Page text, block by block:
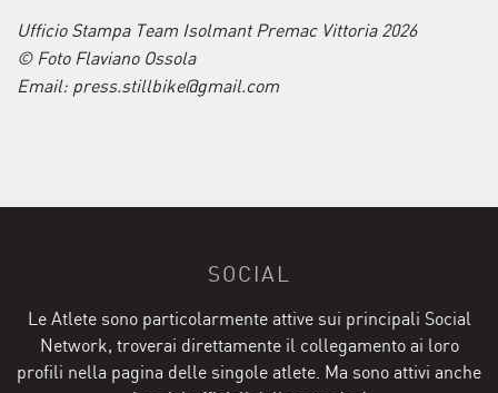
Ufficio Stampa Team Isolmant Premac Vittoria 2026
© Foto Flaviano Ossola
Email: press.stillbike@gmail.com
SOCIAL
Le Atlete sono particolarmente attive sui principali Social
Network, troverai direttamente il collegamento ai loro
profili nella pagina delle singole atlete. Ma sono attivi anche